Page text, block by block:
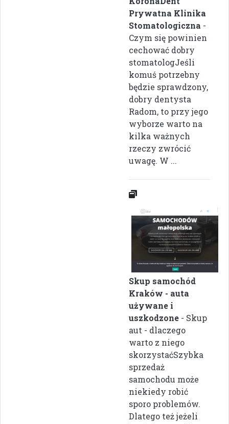
Prywatna Klinika
Stomatologiczna -
Czym się powinien
cechować dobry
stomatologJeśli
komuś potrzebny
będzie sprawdzony,
dobry dentysta
Radom, to przy jego
wyborze warto na
kilka ważnych
rzeczy zwrócić
uwagę. W ...
Skup samochód
Kraków - auta
używane i
uszkodzone - Skup
aut - dlaczego
warto z niego
skorzystaćSzybka
sprzedaż
samochodu może
niekiedy robić
sporo problemów.
Dlatego też jeżeli